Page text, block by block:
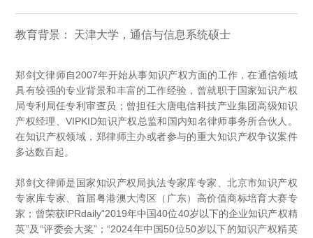
教育背景： 天津大学，通信与信息系统硕士
郑剑文律师自2007年开始从事知识产权方面的工作，在通信领域
具有较强的专业背景和丰富的工作经验，曾就职于国家知识产权
局专利局任专利审查员；曾担任大唐电信科技产业集团高级知识
产权经理、VIPKID知识产权总监和国内知名律师事务所合伙人。
在知识产权领域，郑律师主办或者参与的重大知识产权争议案件
多达数百起。
郑剑文律师是国家知识产权局执法专家库专家、北京市知识产权
专家库专家、首届粤港澳大湾区（广东）高价值商标培育大赛专
家；曾荣获IPRdaily“2019年中国40位40岁以下的企业知识产权精
英”及“评委会大奖”；“2024年中国50位50岁以下的知识产权精英